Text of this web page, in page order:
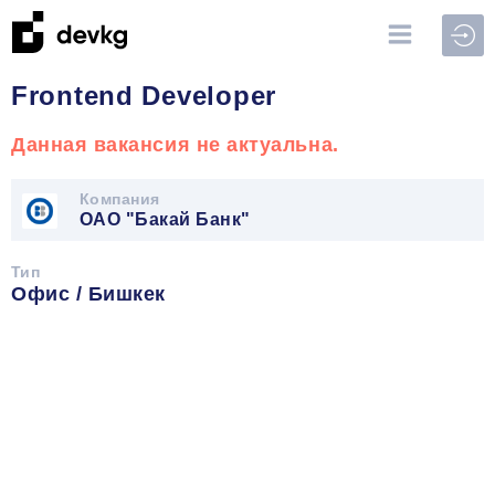
Frontend Developer
Данная вакансия не актуальна.
Компания
ОАО "Бакай Банк"
Тип
Офис / Бишкек